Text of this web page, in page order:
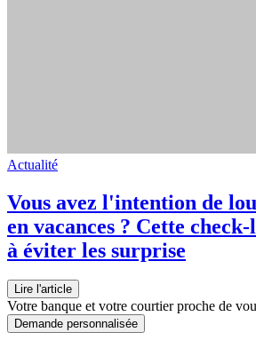
Actualité
Vous avez l'intention de
en vacances ? Cette
à éviter les surprise
Lire l'article
Votre banque et votre courtier proche de
Demande personnalisée